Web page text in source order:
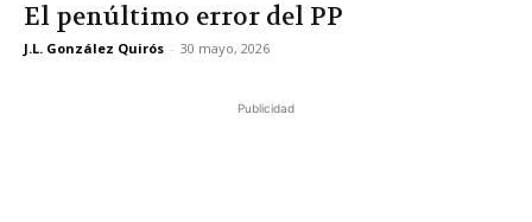
El penúltimo error del PP
J.L. González Quirós - 30 mayo, 2026
Publicidad